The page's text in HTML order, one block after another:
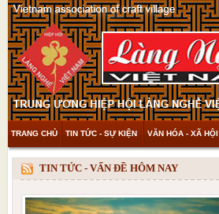
TRANG CHỦ TIN TỨC - SỰ KIỆN VĂN HÓA - XÃ HỘI
THAM KHẢO & KHÁM PHÁ VIDEO
TIN TỨC - VẤN ĐỀ HÔM NAY